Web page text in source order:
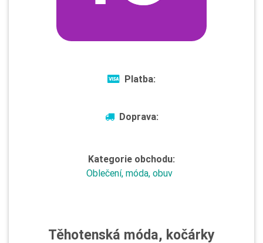
Platba:
Doprava:
Kategorie obchodu:
Oblečení, móda, obuv
Těhotenská móda, kočárky